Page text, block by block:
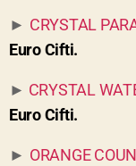
► CRYSTAL
Euro Cifti.
► CRYSTAL
Euro Cifti.
► ORANGE